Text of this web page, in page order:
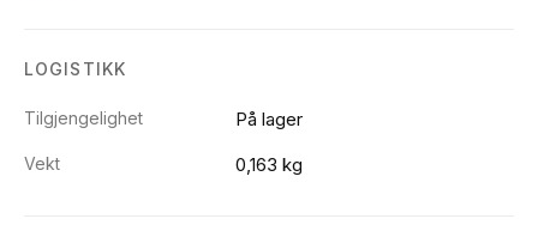
LOGISTIKK
Tilgjengelighet På lager
Vekt 0,163 kg